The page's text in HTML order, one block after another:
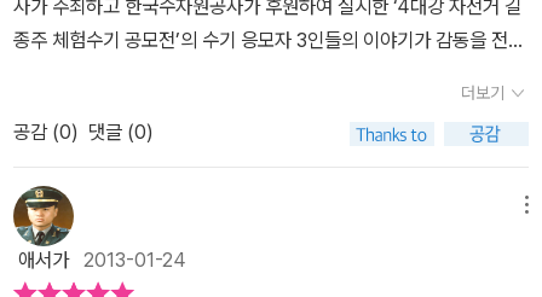
다. 사실 이 책은 수기집 그 이상도 이하도 아니다. 자전거를 좋아하는
사람들의 자전거와 4대강 자전거 길과 얽힌 감동적인 경험담이다.
많은 사람들의 감동적인 경험담은 내게 충분히 자극적이었으며, 내
가 사는 문경 지역에 있는 새재 자전거길이 잘 알려져 있어서 한번쯤
길에 대한 좀 더 자세한 정보를 제공했더라면 좋았을 텐데 하는 아쉬
움이 있다. 적어도 4대강 자전거 길 관련 웹사이트 주소(http://ww
w.riverguide.go.kr/index.do) 라도 말이다.
사가 주최하고 한국수자원공사가 후원하여 실시한 ‘4대강 자전거 길
종주 체험수기 공모전’의 수기 응모자 3인들의 이야기가 감동을 전하
부터가 대단하게 생각되는데 각자에겐 모두 사연이 있으니 그것을 읽
다보면 그들의 국토 종주가 더 의미있게 다가온다. 이 책이였기에 4
대강 자전거길 종주 노선과 광역, 지자체 자전거 도로를 알 수 있었을
것이다. 생각보다는 현재까지 꽤 자전거길이 구축되어 있는 것 같다.
직업도 다양하고, 나이도 다양한 남녀가 자신과의 싸움이나 다름없
는 그 길을 달리고 완주해냈을때 느낄수 있는 감정은 아마도 마라톤
더보기
공감 (0) 댓글 (0)
애서가2013-01-24